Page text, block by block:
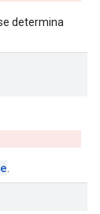
determina